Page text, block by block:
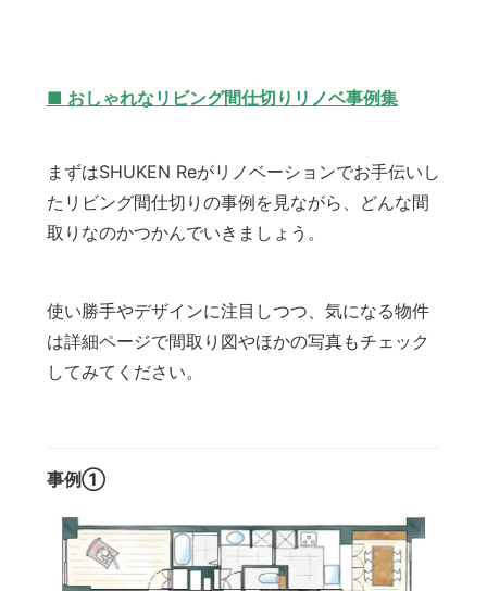
■ おしゃれなリビング間仕切りリノベ事例集
まずはSHUKEN Reがリノベーションでお手伝いし
たリビング間仕切りの事例を見ながら、どんな間
取りなのかつかんでいきましょう。
使い勝手やデザインに注目しつつ、気になる物件
は詳細ページで間取り図やほかの写真もチェック
してみてください。
事例①